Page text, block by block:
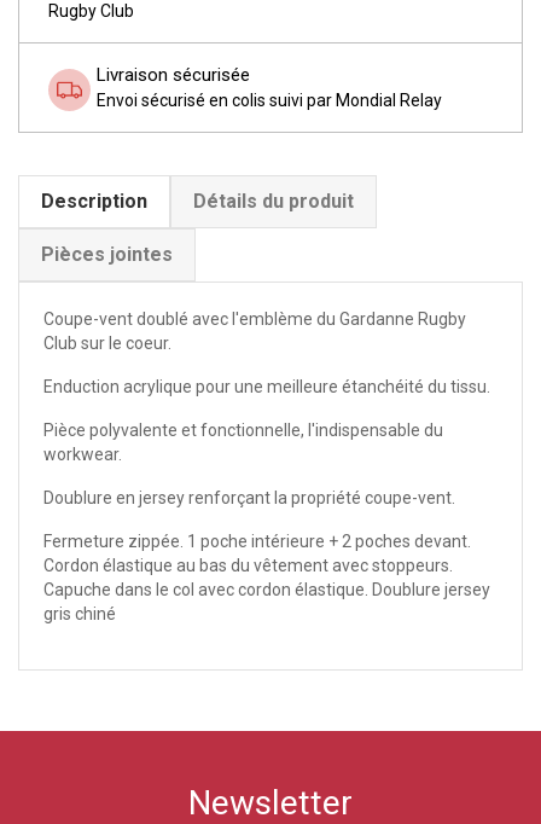
Rugby Club
Livraison sécurisée
Envoi sécurisé en colis suivi par Mondial Relay
Description Détails du produit
Pièces jointes
Coupe-vent doublé avec l'emblème du Gardanne Rugby
Club sur le coeur.
Enduction acrylique pour une meilleure étanchéité du tissu.
Pièce polyvalente et fonctionnelle, l'indispensable du
workwear.
Doublure en jersey renforçant la propriété coupe-vent.
Fermeture zippée. 1 poche intérieure + 2 poches devant.
Cordon élastique au bas du vêtement avec stoppeurs.
Capuche dans le col avec cordon élastique. Doublure jersey
gris chiné
Newsletter